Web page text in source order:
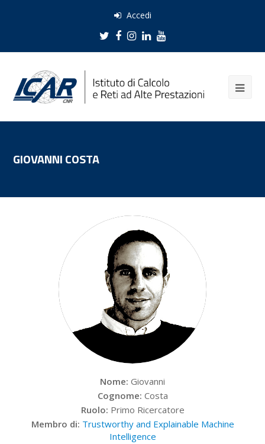
Accedi
Twitter
Facebook
Instagram
LinkedIn
Youtube
GIOVANNI COSTA
Nome: Giovanni
Cognome: Costa
Ruolo: Primo Ricercatore
Membro di: Trustworthy and Explainable Machine
Intelligence